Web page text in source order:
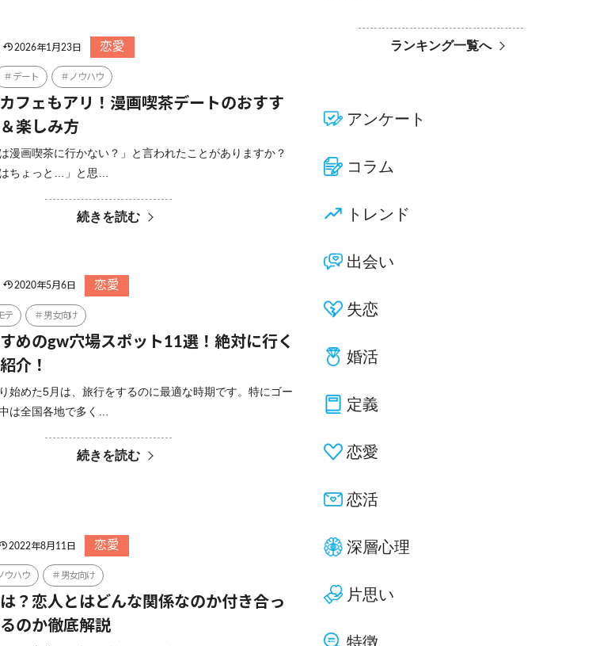
2026年1月23日 恋愛
デート ノウハウ
フェもアリ！漫画喫茶デートのおすす
楽しみ方
漫画喫茶に行かない？」と言われたことがありますか？
はちょっと…」と思…
続きを読む
2020年5月6日 恋愛
テ 男女向け
めのgw穴場スポット11選！絶対に行く
介！
始めた5月は、旅行をするのに最適な時期です。特にゴー
は全国各地で多く…
続きを読む
2022年8月11日 恋愛
ウハウ 男女向け
？恋人とはどんな関係なのか付き合っ
のか徹底解説
ランキング一覧へ
アンケート
コラム
トレンド
出会い
失恋
婚活
定義
恋愛
恋活
深層心理
片思い
特徴